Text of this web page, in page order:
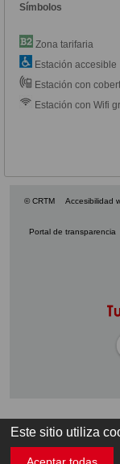
Este sitio utiliza
Aceptar todas
Símbolos
Zona tarifaria
Estación accesible
Estación con
Estación con Wifi
© CRTM Accesibilidad
Portal de transparencia